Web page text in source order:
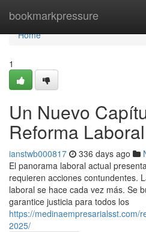
bookmarkpressure
Home
Home
1
Un Nuevo
Reforma Laboral
ianstwb000817 336 days ago
El panorama laboral actual
requieren acciones contundentes.
laboral se hace cada vez más. Se
garantice justicia para todos los
https://medinaempresarialsst.com/
2025/